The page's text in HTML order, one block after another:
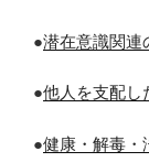
●潜在意識関連
●他人を支配し
●健康・解毒・